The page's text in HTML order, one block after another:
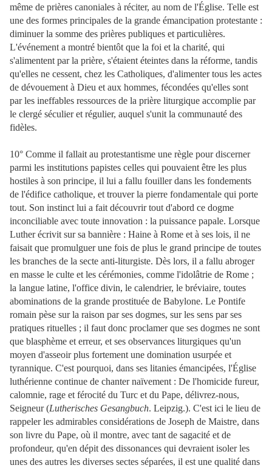
même de prières canoniales à réciter, au nom de l'Église. Telle est
une des formes principales de la grande émancipation protestante :
diminuer la somme des prières publiques et particulières.
L'événement a montré bientôt que la foi et la charité, qui
s'alimentent par la prière, s'étaient éteintes dans la réforme, tandis
qu'elles ne cessent, chez les Catholiques, d'alimenter tous les actes
de dévouement à Dieu et aux hommes, fécondées qu'elles sont
par les ineffables ressources de la prière liturgique accomplie par
le clergé séculier et régulier, auquel s'unit la communauté des
fidèles.
10° Comme il fallait au protestantisme une règle pour discerner
parmi les institutions papistes celles qui pouvaient être les plus
hostiles à son principe, il lui a fallu fouiller dans les fondements
de l'édifice catholique, et trouver la pierre fondamentale qui porte
tout. Son instinct lui a fait découvrir tout d'abord ce dogme
inconciliable avec toute innovation : la puissance papale. Lorsque
Luther écrivit sur sa bannière : Haine à Rome et à ses lois, il ne
faisait que promulguer une fois de plus le grand principe de toutes
les branches de la secte anti-liturgiste. Dès lors, il a fallu abroger
en masse le culte et les cérémonies, comme l'idolâtrie de Rome ;
la langue latine, l'office divin, le calendrier, le bréviaire, toutes
abominations de la grande prostituée de Babylone. Le Pontife
romain pèse sur la raison par ses dogmes, sur les sens par ses
pratiques rituelles ; il faut donc proclamer que ses dogmes ne sont
que blasphème et erreur, et ses observances liturgiques qu'un
moyen d'asseoir plus fortement une domination usurpée et
tyrannique. C'est pourquoi, dans ses litanies émancipées, l'Église
luthérienne continue de chanter naïvement : De l'homicide fureur,
calomnie, rage et férocité du Turc et du Pape, délivrez-nous,
Seigneur (Lutherisches Gesangbuch. Leipzig.). C'est ici le lieu de
rappeler les admirables considérations de Joseph de Maistre, dans
son livre du Pape, où il montre, avec tant de sagacité et de
profondeur, qu'en dépit des dissonances qui devraient isoler les
unes des autres les diverses sectes séparées, il est une qualité dans